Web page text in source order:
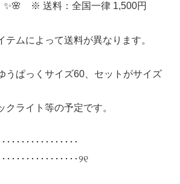
✨🌸 ※ 送料：全国一律 1,500円
テムによって送料が異なります。
うぱっくサイズ60、セットがサイズ
クライト等の予定です。
･･･････････････
･･･････････････୨୧